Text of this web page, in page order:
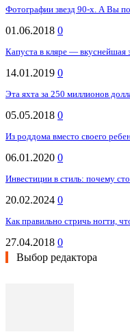
Фотографии звезд 90-х. А Вы
01.06.2018 0
Капуста в кляре — вкуснейшая
14.01.2019 0
Эта яхта за 250 миллионов
05.05.2018 0
Из роддома вместо своего
06.01.2020 0
Инвестиции в стиль: почему
20.02.2024 0
Как правильно стричь ногти,
27.04.2018 0
Выбор редактора